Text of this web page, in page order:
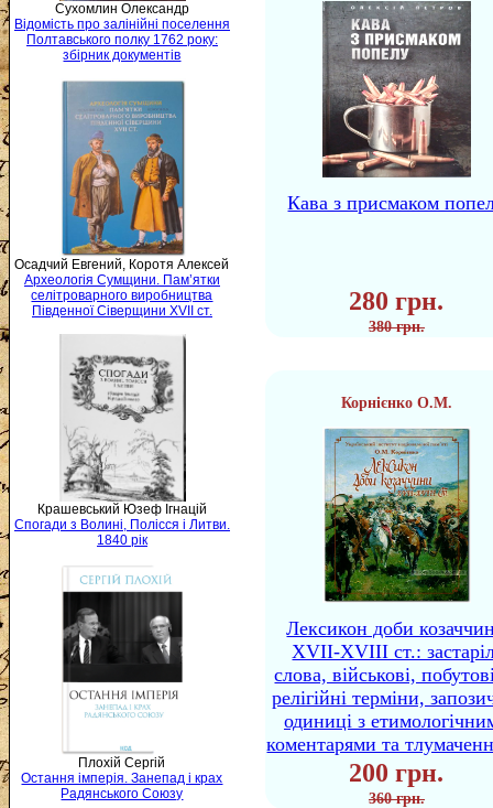
Сухомлин Олександр
Відомість про залінійні поселення
Полтавського полку 1762 року:
збірник документів
Осадчий Евгений, Коротя Алексей
Археологія Сумщини. Пам’ятки
селітроварного виробництва
Південної Сіверщини XVII ст.
Крашевський Юзеф Ігнацій
Спогади з Волині, Полісся і Литви.
1840 рік
Плохій Сергій
Остання імперія. Занепад і крах
Радянського Союзу
Кава з присмаком
280 грн.
380 грн.
Корнієнко О.М.
Лексикон доби
XVII-XVIII ст.:
слова, військові,
релігійні терміни,
одиниці з
коментарями та
200 грн.
360 грн.